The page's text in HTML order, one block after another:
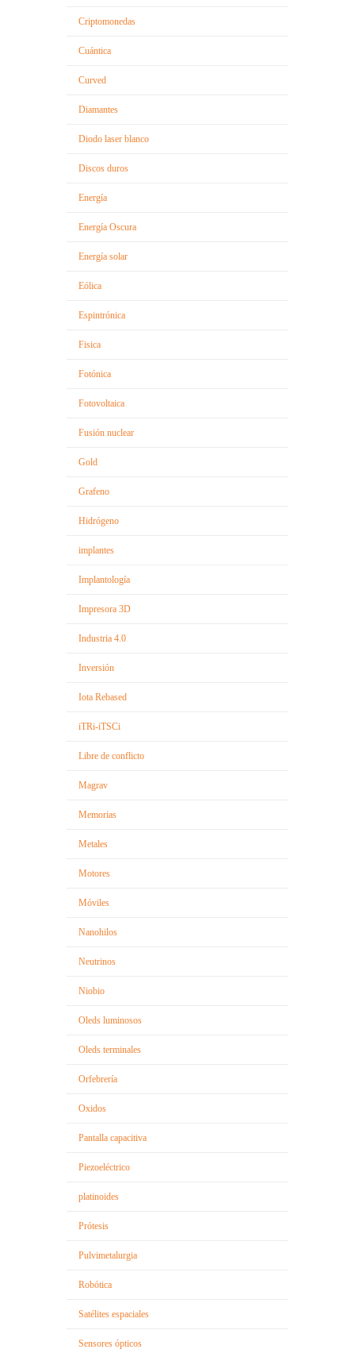
Criptomonedas
Cuántica
Curved
Diamantes
Diodo laser blanco
Discos duros
Energía
Energía Oscura
Energía solar
Eólica
Espintrónica
Fisica
Fotónica
Fotovoltaica
Fusión nuclear
Gold
Grafeno
Hidrógeno
implantes
Implantología
Impresora 3D
Industria 4.0
Inversión
Iota Rebased
iTRi-iTSCi
Libre de conflicto
Magrav
Memorias
Metales
Motores
Móviles
Nanohilos
Neutrinos
Niobio
Oleds luminosos
Oleds terminales
Orfebrería
Oxidos
Pantalla capacitiva
Piezoeléctrico
platinoides
Prótesis
Pulvimetalurgia
Robótica
Satélites espaciales
Sensores ópticos